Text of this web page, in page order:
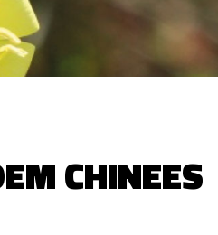
CHINEES